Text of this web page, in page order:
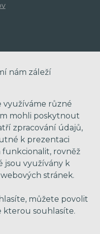
nám záleží
využíváme různé
mohli poskytnout
zpracování údajů,
k prezentaci
funkcionalit, rovněž
jsou využívány k
stránek.
můžete povolit
kterou souhlasíte.